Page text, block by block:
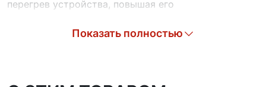
перегрев устройства, повышая его
колесиков позволяет свободно перемещать
Показать полностью